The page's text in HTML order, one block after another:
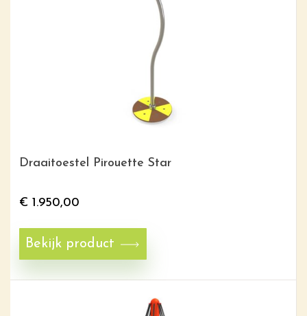
Draaitoestel Pirouette Star
€ 1.950,00
Bekijk product